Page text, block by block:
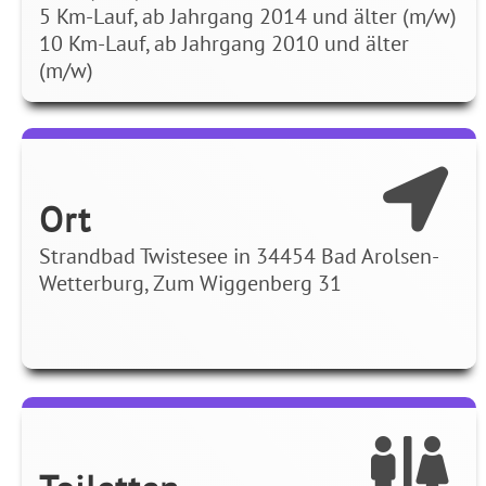
5 Km-Lauf, ab Jahrgang 2014 und älter (m/w)
10 Km-Lauf, ab Jahrgang 2010 und älter
(m/w)
Ort
Strandbad Twistesee in 34454 Bad Arolsen-
Wetterburg, Zum Wiggenberg 31